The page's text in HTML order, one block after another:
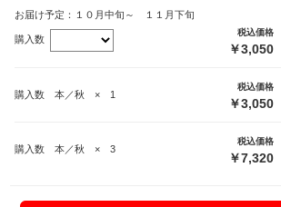
お届け予定：１０月中旬～ １１月下旬
購入数
税込価格
￥3,050
購入数 本／秋 × 1
税込価格
￥3,050
購入数 本／秋 × 3
税込価格
￥7,320